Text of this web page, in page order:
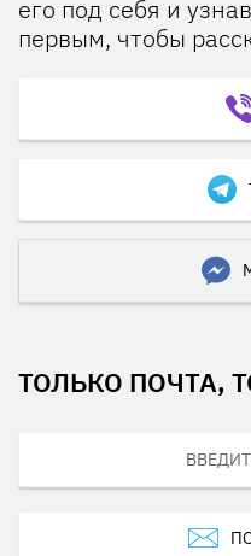
его под себя и
первым, чтобы
ТОЛЬКО ПОЧТА,